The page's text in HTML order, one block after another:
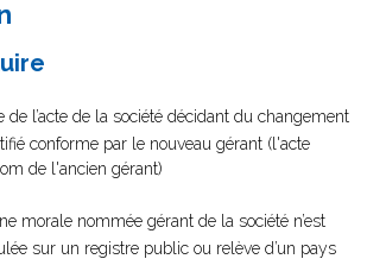
de l’acte de la société décidant du changement
conforme par le nouveau gérant (l'acte
de l'ancien gérant)
morale nommée gérant de la société n’est
sur un registre public ou relève d’un pays